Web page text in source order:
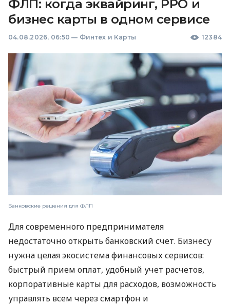
ФЛП: когда эквайринг, РРО и
бизнес карты в одном сервисе
04.08.2026, 06:50 — Финтех и Карты 12384
Банковские решения для ФЛП
Для современного предпринимателя
недостаточно открыть банковский счет. Бизнесу
нужна целая экосистема финансовых сервисов:
быстрый прием оплат, удобный учет расчетов,
корпоративные карты для расходов, возможность
управлять всем через смартфон и